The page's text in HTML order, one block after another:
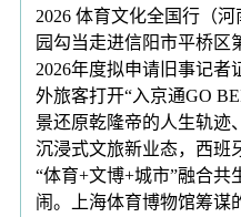
2026 体育文化全国行（
园勾当走进信阳市平桥区
2026年度拟申请旧事记者
外旅客打开“入京通GO
景还原乾隆帝的人生轨迹
沉浸式文旅新业态，西班
“体育+文博+城市”融合
闹。上海体育博物馆筹谋